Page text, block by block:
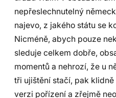
nepřeslechnutelný
najevo, z jakého státu se
Nicméně, abych pouze
sleduje celkem dobře,
momentů a nehrozí, že u
tři ujištění stačí, pak
verzi pořízení a zřejmě